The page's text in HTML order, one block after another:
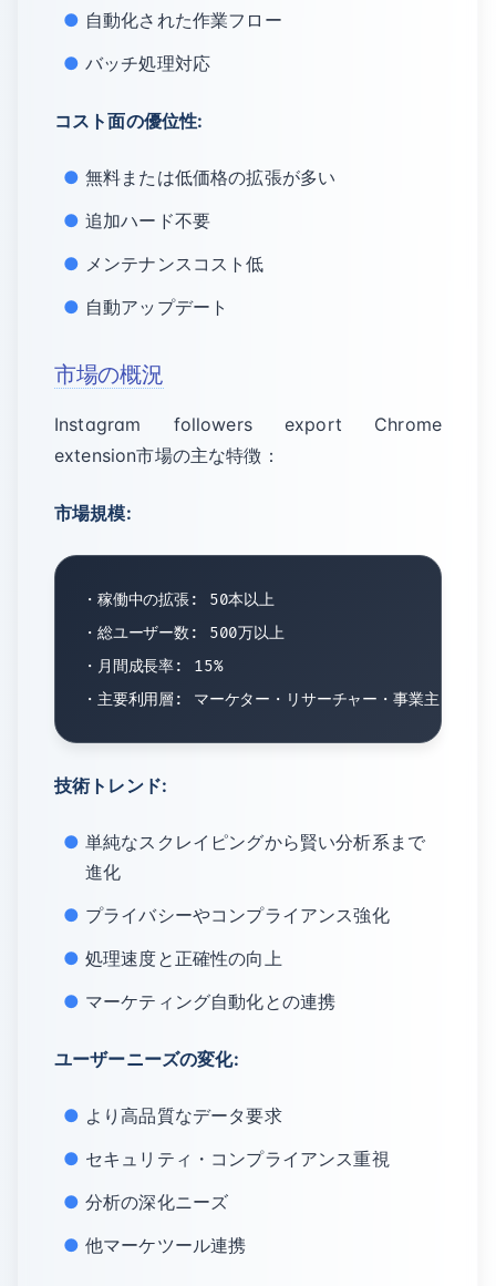
自動化された作業フロー
バッチ処理対応
コスト面の優位性:
無料または低価格の拡張が多い
追加ハード不要
メンテナンスコスト低
自動アップデート
市場の概況
Instagram followers export Chrome
extension市場の主な特徴：
市場規模:
・稼働中の拡張: 50本以上
・総ユーザー数: 500万以上
・月間成長率: 15%
技術トレンド:
単純なスクレイピングから賢い分析系まで
進化
プライバシーやコンプライアンス強化
処理速度と正確性の向上
マーケティング自動化との連携
ユーザーニーズの変化:
より高品質なデータ要求
セキュリティ・コンプライアンス重視
分析の深化ニーズ
他マーケツール連携